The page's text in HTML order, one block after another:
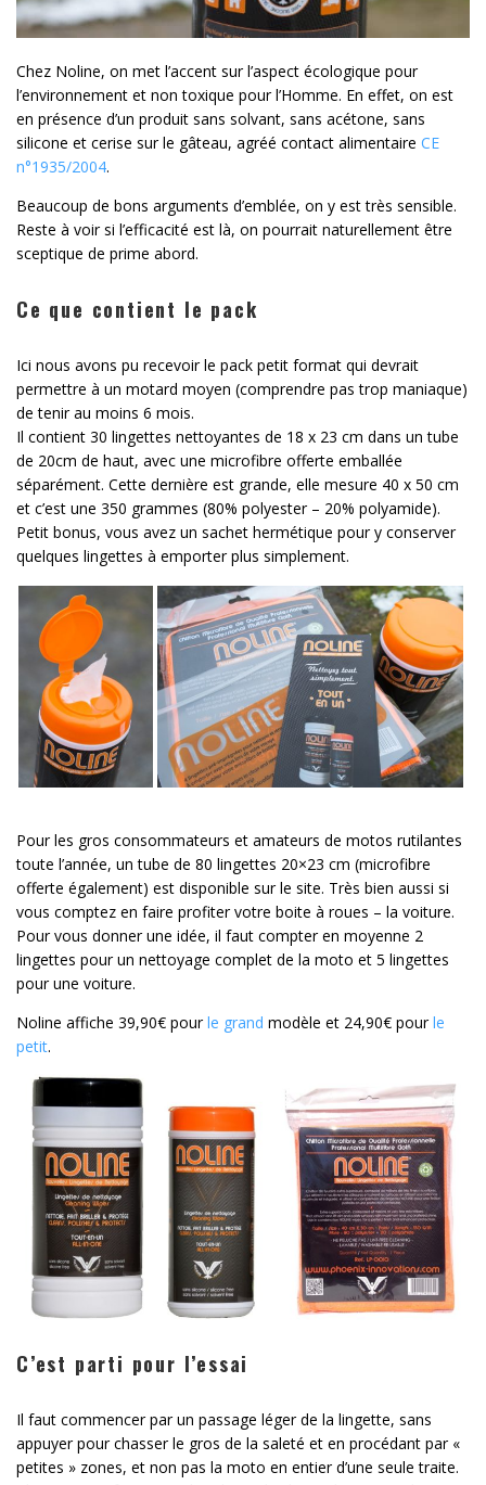
Chez Noline, on met l’accent sur l’aspect écologique pour
l’environnement et non toxique pour l’Homme. En effet, on est
en présence d’un produit sans solvant, sans acétone, sans
silicone et cerise sur le gâteau, agréé contact alimentaire CE
n°1935/2004.
Beaucoup de bons arguments d’emblée, on y est très sensible.
Reste à voir si l’efficacité est là, on pourrait naturellement être
sceptique de prime abord.
Ce que contient le pack
Ici nous avons pu recevoir le pack petit format qui devrait
permettre à un motard moyen (comprendre pas trop maniaque)
de tenir au moins 6 mois.
Il contient 30 lingettes nettoyantes de 18 x 23 cm dans un tube
de 20cm de haut, avec une microfibre offerte emballée
séparément. Cette dernière est grande, elle mesure 40 x 50 cm
et c’est une 350 grammes (80% polyester – 20% polyamide).
Petit bonus, vous avez un sachet hermétique pour y conserver
quelques lingettes à emporter plus simplement.
Pour les gros consommateurs et amateurs de motos rutilantes
toute l’année, un tube de 80 lingettes 20×23 cm (microfibre
offerte également) est disponible sur le site. Très bien aussi si
vous comptez en faire profiter votre boite à roues – la voiture.
Pour vous donner une idée, il faut compter en moyenne 2
lingettes pour un nettoyage complet de la moto et 5 lingettes
pour une voiture.
Noline affiche 39,90€ pourle grand modèle et 24,90€ pourle
petit.
C’est parti pour l’essai
Il faut commencer par un passage léger de la lingette, sans
appuyer pour chasser le gros de la saleté et en procédant par «
petites » zones, et non pas la moto en entier d’une seule traite.